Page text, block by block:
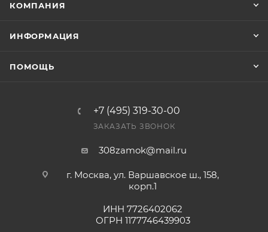
счете после проверки товара на наличие на складе.
оплата выставленного счета.
КОМПАНИЯ
ИНФОРМАЦИЯ
ПОМОЩЬ
+7 (495) 319-30-00
ЗАКАЗАТЬ ЗВОНОК
308zamok@mail.ru
г. Москва, ул. Варшавское ш., 158,
корп.1
ИНН 7726402062
ОГРН 1177746439903